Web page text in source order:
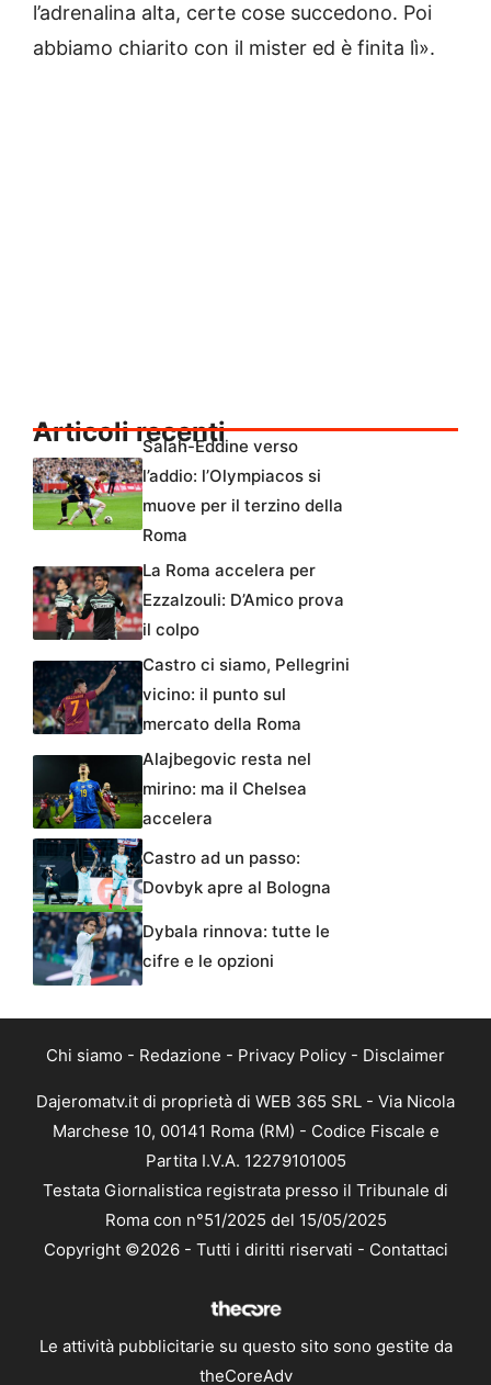
l’adrenalina alta, certe cose succedono. Poi
abbiamo chiarito con il mister ed è finita lì».
Articoli recenti
Salah-Eddine verso
l’addio: l’Olympiacos si
muove per il terzino della
Roma
La Roma accelera per
Ezzalzouli: D’Amico prova
il colpo
Castro ci siamo, Pellegrini
vicino: il punto sul
mercato della Roma
Alajbegovic resta nel
mirino: ma il Chelsea
accelera
Castro ad un passo:
Dovbyk apre al Bologna
Dybala rinnova: tutte le
cifre e le opzioni
Chi siamo - Redazione - Privacy Policy - Disclaimer
Dajeromatv.it di proprietà di WEB 365 SRL - Via Nicola
Marchese 10, 00141 Roma (RM) - Codice Fiscale e
Partita I.V.A. 12279101005
Testata Giornalistica registrata presso il Tribunale di
Roma con n°51/2025 del 15/05/2025
Copyright ©2026 - Tutti i diritti riservati - Contattaci
Le attività pubblicitarie su questo sito sono gestite da
theCoreAdv